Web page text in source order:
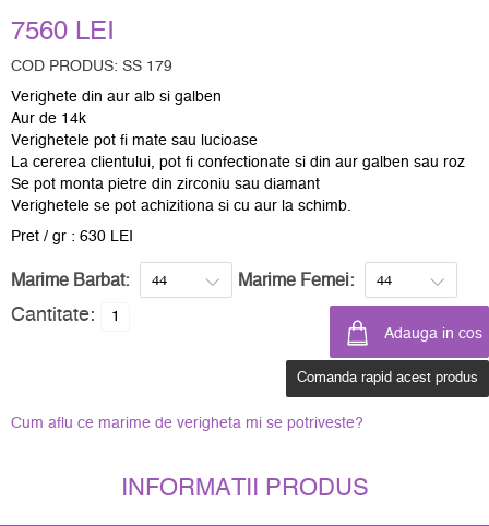
7560 LEI
COD PRODUS: SS 179
Verighete din aur alb si galben
Aur de 14k
Verighetele pot fi mate sau lucioase
La cererea clientului, pot fi confectionate si din aur galben sau roz
Se pot monta pietre din zirconiu sau diamant
Verighetele se pot achizitiona si cu aur la schimb.
Pret / gr : 630 LEI
Marime Barbat: Marime Femei:
Cantitate:
Comanda rapid acest produs
Cum aflu ce marime de verigheta mi se potriveste?
INFORMATII PRODUS